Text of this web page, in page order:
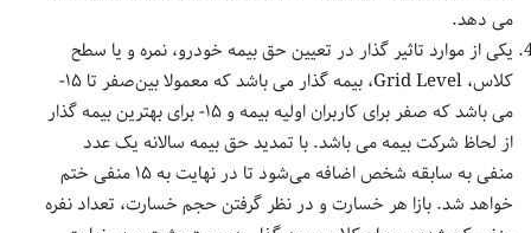
می دهد.
یکی از موارد تاثیر گذار در تعیین حق بیمه خودرو، نمره و یا سطح
کلاس، Grid Level، بیمه گذار می باشد که معمولا بین‌صفر تا ۱۵-
می باشد که صفر برای کاربران اولیه بیمه و ۱۵- برای بهترین بیمه گذار
از لحاظ شرکت بیمه می باشد. با تمدید حق بیمه سالانه یک عدد
منفی به سابقه شخص اضافه می‌شود تا در نهایت به ۱۵ منفی ختم
خواهد شد. بازا هر خسارت ‌و در نظر گرفتن حجم خسارت، تعداد نفره